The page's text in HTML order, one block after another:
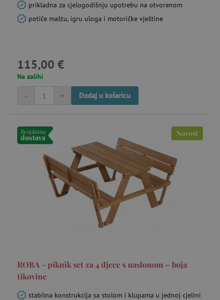
prikladna za cjelogodišnju upotrebu na otvorenom
potiče maštu, igru uloga i motoričke vještine
115,00 €
Na zalihi
+
- Dodaj u košaricu
Besplatna
dostava Novost
ROBA - piknik set za 4 djece s naslonom – boja
tikovine
stabilna konstrukcija sa stolom i klupama u jednoj cjelini